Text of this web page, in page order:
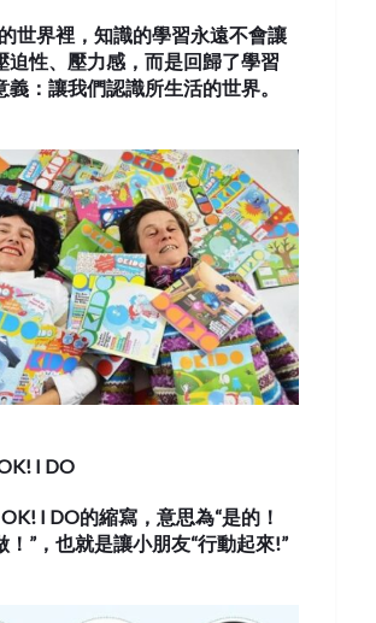
的世界裡，知識的學習永遠不會讓
迫性、壓力感，而是回歸了學習
義：讓我們認識所生活的世界。
I DO
OK! I DO的縮寫，意思為“是的！
！”，也就是讓小朋友“行動起來!”